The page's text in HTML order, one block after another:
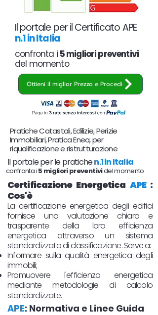
Il portale per il Certificato APE
n.1 in Italia
confronta i 5 migliori preventivi
del momento
Ottieni il miglior Prezzo e Procedi
Pratiche Catastali, Edilizie, Perizie
Immobiliari, Pratica Enea, per
riqualificazione e ristrutturazione
Il portale per le pratichen.1 in Italia
confronta i5 migliori preventividel momento
Certificazione Energetica APE:
Cos'è
La certificazione energetica degli edifici
fornisce una valutazione chiara e
trasparente della loro efficienza
energetica attraverso un sistema
standardizzato di classificazione. Serve a:
Informare sulla qualità energetica degli
immobili;
Promuovere l'efficienza energetica
mediante metodologie di calcolo
standardizzate.
APE: Normativa e Linee Guida